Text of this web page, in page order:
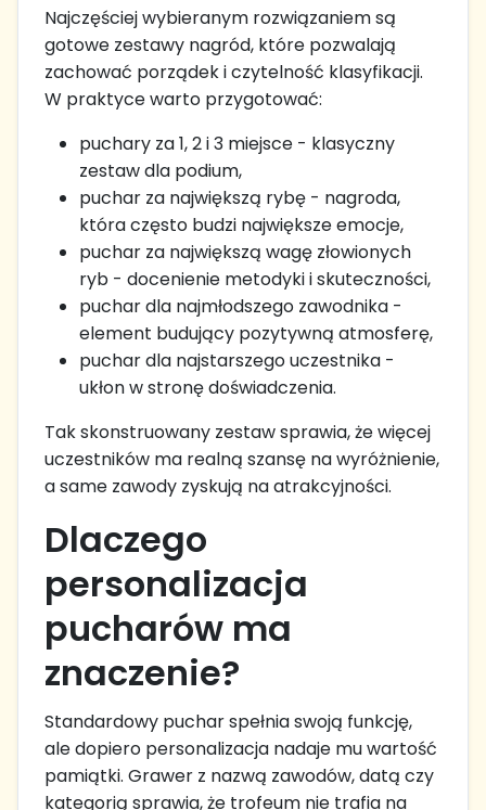
Najczęściej wybieranym rozwiązaniem są
gotowe zestawy nagród, które pozwalają
zachować porządek i czytelność klasyfikacji.
W praktyce warto przygotować:
puchary za 1, 2 i 3 miejsce - klasyczny
zestaw dla podium,
puchar za największą rybę - nagroda,
która często budzi największe emocje,
puchar za największą wagę złowionych
ryb - docenienie metodyki i skuteczności,
puchar dla najmłodszego zawodnika -
element budujący pozytywną atmosferę,
puchar dla najstarszego uczestnika -
ukłon w stronę doświadczenia.
Tak skonstruowany zestaw sprawia, że więcej
uczestników ma realną szansę na wyróżnienie,
a same zawody zyskują na atrakcyjności.
Dlaczego
personalizacja
pucharów ma
znaczenie?
Standardowy puchar spełnia swoją funkcję,
ale dopiero personalizacja nadaje mu wartość
pamiątki. Grawer z nazwą zawodów, datą czy
kategorią sprawia, że trofeum nie trafia na